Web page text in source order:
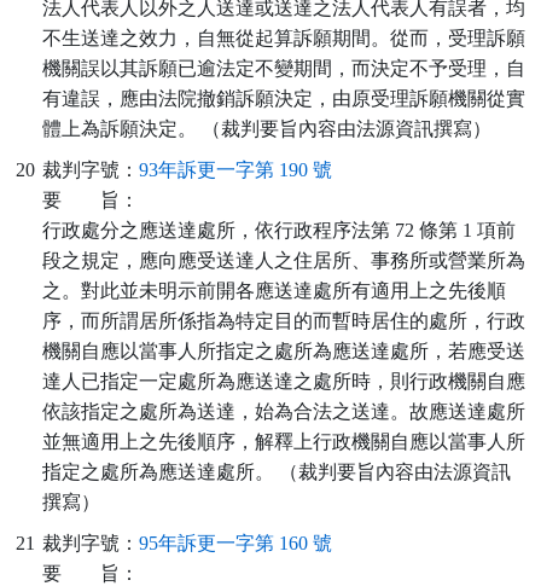
法人代表人以外之人送達或送達之法人代表人有誤者，均
不生送達之效力，自無從起算訴願期間。從而，受理訴願
機關誤以其訴願已逾法定不變期間，而決定不予受理，自
有違誤，應由法院撤銷訴願決定，由原受理訴願機關從實
體上為訴願決定。 （裁判要旨內容由法源資訊撰寫）
20 裁判字號： 93年訴更一字第 190 號
要
旨：
行政處分之應送達處所，依行政程序法第 72 條第 1 項前
段之規定，應向應受送達人之住居所、事務所或營業所為
之。對此並未明示前開各應送達處所有適用上之先後順
序，而所謂居所係指為特定目的而暫時居住的處所，行政
機關自應以當事人所指定之處所為應送達處所，若應受送
達人已指定一定處所為應送達之處所時，則行政機關自應
依該指定之處所為送達，始為合法之送達。故應送達處所
並無適用上之先後順序，解釋上行政機關自應以當事人所
指定之處所為應送達處所。 （裁判要旨內容由法源資訊
撰寫）
21 裁判字號： 95年訴更一字第 160 號
要
旨：